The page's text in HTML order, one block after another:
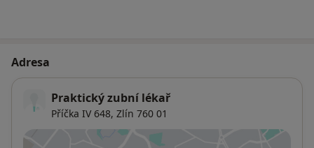
Adresa
Praktický zubní lékař
Příčka IV 648, Zlín 760 01